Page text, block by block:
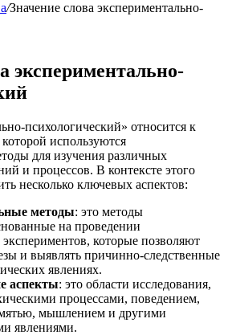
/Значение слова экспериментально-
экспериментально-
психологический» относится к
используются
для изучения различных
и процессов. В контексте этого
несколько ключевых аспектов:
методы: это методы
на проведении
которые позволяют
и выявлять причинно-следственные
явлениях.
аспекты: это области исследования,
процессами, поведением,
мышлением и другими
явлениями.